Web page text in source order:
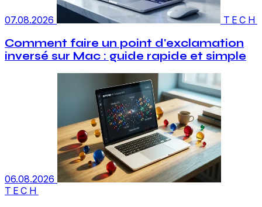
07.08.2026 TECH
Comment faire un point d'exclamation
inversé sur Mac : guide rapide et simple
06.08.2026
TECH